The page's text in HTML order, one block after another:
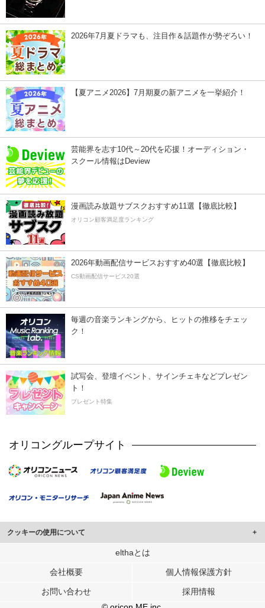
2026年7月夏ドラマも、注目作＆話題作が勢ぞろい！
【夏アニメ2026】7月期夏の新アニメを一挙紹介！
芸能界を志す10代～20代を応援！オーディション・
スクール情報はDeview
漫画読み放題サブスクおすすめ11選【徹底比較】
オリコン顧客満足度ランキング
2026年動画配信サービスおすすめ40選【徹底比較】
CS動画配信サービス20選
毎週の音楽ランキングから、ヒットの推移をチェッ
ク！
試写会、登壇イベント、サインチェキなどプレゼン
ト！
プレゼント特集
オリコングループサイト
クッキーの使用について
このサイトでは Cookie を使用して、ユーザーに合わせたコンテンツや広告の
行っています。
メディアや広告配信、データ解析の各パートナーに提供しています。
各パートナーは、この情報とユーザーが各パートナーに提供した他の情報や、
elthaとは
会社概要 個人情報保護方針
お問い合わせ
採用情報